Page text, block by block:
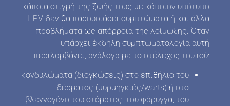
κάποια στιγμή της ζωής τους με κάποιον υπότυπο
HPV, δεν θα παρουσιάσει συμπτώματα ή και άλλα
προβλήματα ως απόρροια της λοίμωξης. Όταν
υπάρχει έκδηλη συμπτωματολογία αυτή
περιλαμβάνει, ανάλογα με το στέλεχος του ιού:
κονδυλώματα (διογκώσεις) στο επιθήλιο του
δέρματος (μυρμηγκιές/warts) ή στο
βλεννογόνο του στόματος, του φάρυγγα, του